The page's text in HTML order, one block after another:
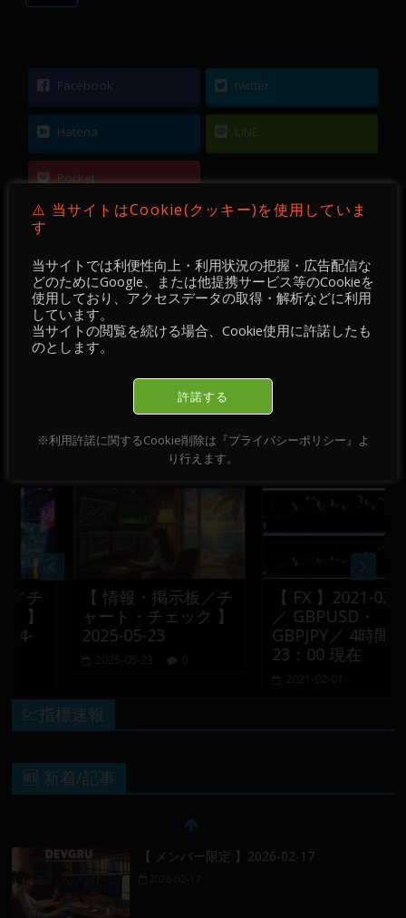
Facebook twitter
Hatena LINE
Pocket
←【 FX ／ チャート・チェック 】2021-05-18 ／
GBPUSD・GBPJPY ＋
【 DEVGRU Academy 】【 FX 】 GBPUSD ／ 1時
間足 ／ 2021年05月03日 ～ 11日→
おすすめ記事
チ
【 情報・掲示板／チ
ャート・チェック 】
2025-05-23
2025-05-23 0
【 FX 】2021-02-01
／ GBPUSD・
GBPJPY／ 4時間足／
23：00 現在
2021-02-01
💹指標速報
🆕 新着/記事
【 メンバー限定 】2026-02-17
⚠️ 当サイトはCookie(クッキー)を使用していま
す
当サイトでは利便性向上・利用状況の把握・広告配信な
どのためにGoogle、または他提携サービス等のCookieを
使用しており、アクセスデータの取得・解析などに利用
しています。
当サイトの閲覧を続ける場合、Cookie使用に許諾したも
のとします。
許諾する
※利用許諾に関するCookie削除は『プライバシーポリシー』よ
り行えます。